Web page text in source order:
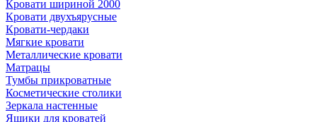
Кровати шириной 2000
Кровати двухъярусные
Кровати-чердаки
Мягкие кровати
Металлические кровати
Матрацы
Тумбы прикроватные
Косметические столики
Зеркала настенные
Ящики для кроватей